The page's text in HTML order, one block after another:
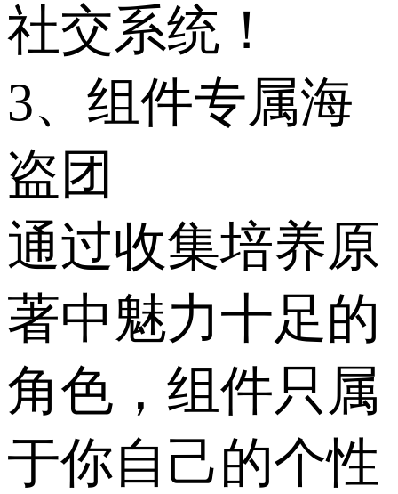
社交系统！
3、组件专属海
盗团
通过收集培养原
著中魅力十足的
角色，组件只属
于你自己的个性